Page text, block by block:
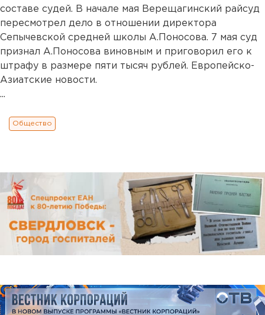
составе судей. В начале мая Верещагинский райсуд
пересмотрел дело в отношении директора
Сепычевской средней школы А.Поносова. 7 мая суд
признал А.Поносова виновным и приговорил его к
штрафу в размере пяти тысяч рублей. Европейско-
Азиатские новости.
...
Общество